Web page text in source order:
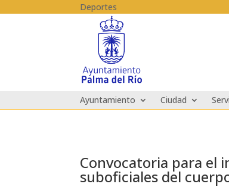
Deportes
Ayuntamiento Ciudad
Convocatoria para el
suboficiales del